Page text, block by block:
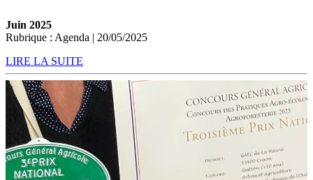
Juin 2025
Rubrique : Agenda | 20/05/2025
LIRE LA SUITE